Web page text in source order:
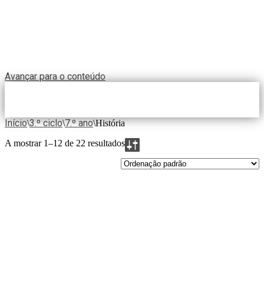
Avançar para o conteúdo
Início\3.º ciclo\7.º ano\História
A mostrar 1–12 de 22 resultados